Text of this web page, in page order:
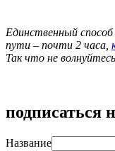
Единственный способ
пути – почти 2 часа,
Так что не
подписаться
Название